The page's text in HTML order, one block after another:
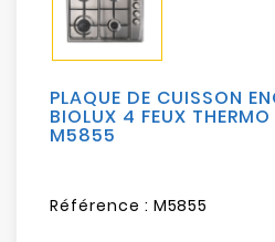
Mobilités
Loisirs
PLAQUE DE CUISSON
BIOLUX 4 FEUX
M5855
Référence : M5855